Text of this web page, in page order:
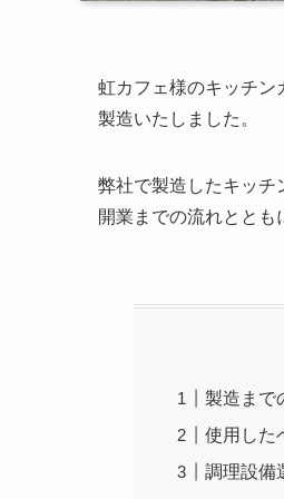
虹カフェ様のキッチン
製造いたしました。
弊社で製造したキッチ
開業までの流れととも
製造まで
使用した
調理設備